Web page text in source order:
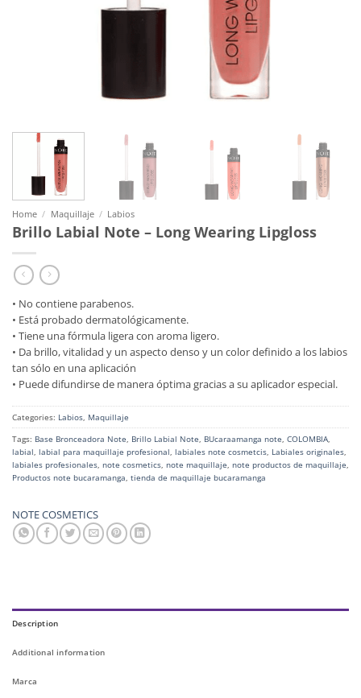
Home / Maquillaje / Labios
Brillo Labial Note – Long Wearing Lipgloss
• No contiene parabenos.
• Está probado dermatológicamente.
• Tiene una fórmula ligera con aroma ligero.
• Da brillo, vitalidad y un aspecto denso y un color definido a los labios
tan sólo en una aplicación
• Puede difundirse de manera óptima gracias a su aplicador especial.
Categories: Labios, Maquillaje
Tags: Base Bronceadora Note, Brillo Labial Note, BUcaraamanga note, COLOMBIA,
labial, labial para maquillaje profesional, labiales note cosmetcis, Labiales originales,
labiales profesionales, note cosmetics, note maquillaje, note productos de maquillaje,
Productos note bucaramanga, tienda de maquillaje bucaramanga
NOTE COSMETICS
Description
Additional information
Marca